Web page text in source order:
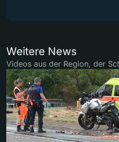
Weitere News
Videos aus der Region, der